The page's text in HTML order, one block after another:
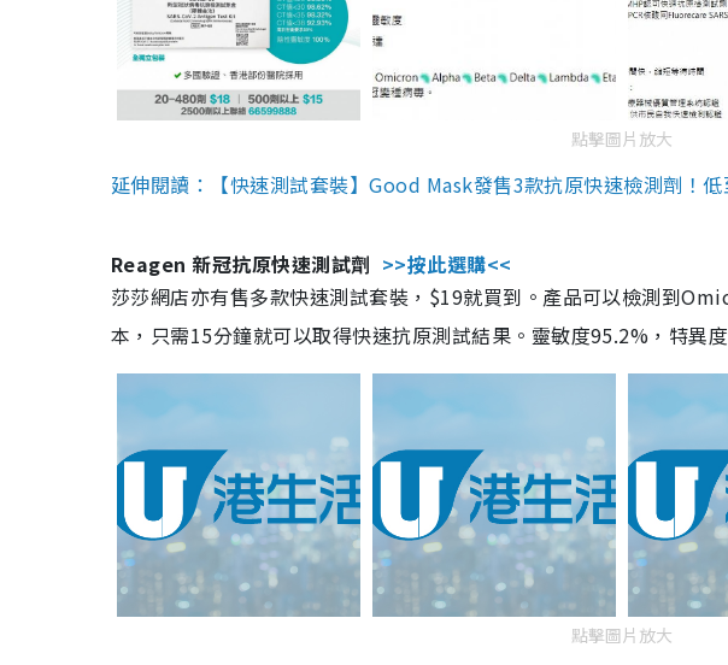
點擊圖片放大
延伸閱讀：【快速測試套裝】Good Mask發售3款抗原快速檢測劑！
Reagen 新冠抗原快速測試劑 >>按此選購<<
莎莎網店亦有售多款快速測試套裝，$19就買到。產品可以檢測到
本，只需15分鐘就可以取得快速抗原測試結果。靈敏度95.2%，特異
點擊圖片放大